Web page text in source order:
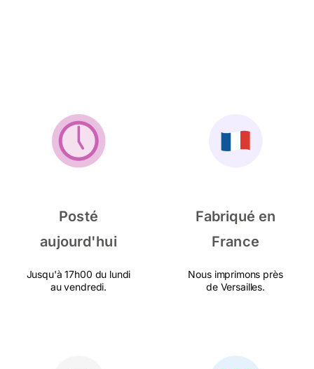
Posté
aujourd'hui
Jusqu'à 17h00 du lundi
au vendredi.
Fabriqué en
France
Nous imprimons près
de Versailles.